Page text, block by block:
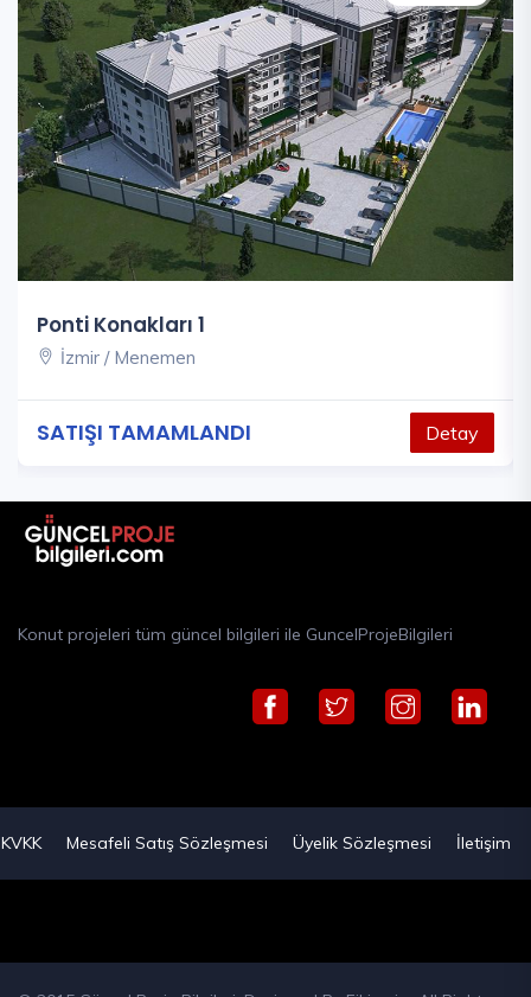
Ponti Konakları 1
İzmir / Menemen
SATIŞI TAMAMLANDI Detay
Konut projeleri tüm güncel bilgileri ile GuncelProjeBilgileri
KVKK Mesafeli Satış Sözleşmesi Üyelik Sözleşmesi İletişim